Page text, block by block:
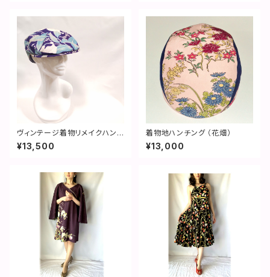
ヴィンテージ着物リメイクハンチ
ング： 百合・サイズ直し無料／2
310h05
¥13,500
着物地ハンチング （花畑）
¥13,000